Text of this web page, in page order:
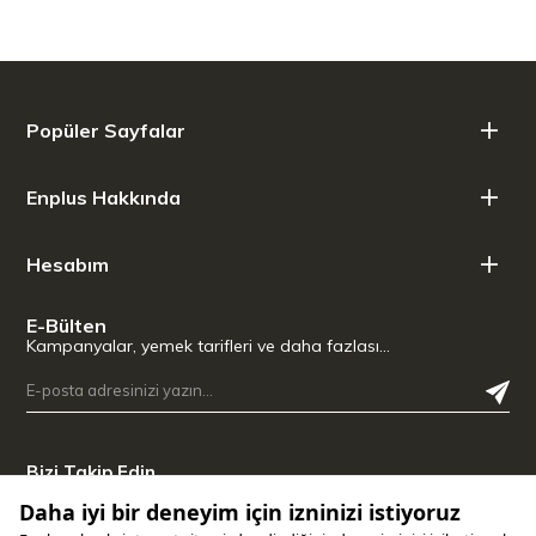
Popüler Sayfalar
Enplus Hakkında
Hesabım
E-Bülten
Kampanyalar, yemek tarifleri ve daha fazlası…
Bizi Takip Edin